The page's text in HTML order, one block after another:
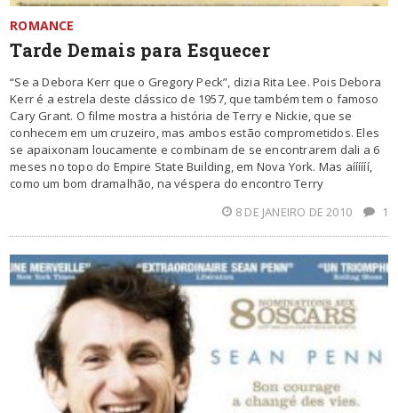
ROMANCE
Tarde Demais para Esquecer
“Se a Debora Kerr que o Gregory Peck”, dizia Rita Lee. Pois Debora
Kerr é a estrela deste clássico de 1957, que também tem o famoso
Cary Grant. O filme mostra a história de Terry e Nickie, que se
conhecem em um cruzeiro, mas ambos estão comprometidos. Eles
se apaixonam loucamente e combinam de se encontrarem dali a 6
meses no topo do Empire State Building, em Nova York. Mas aíííííí,
como um bom dramalhão, na véspera do encontro Terry
8 DE JANEIRO DE 2010
1